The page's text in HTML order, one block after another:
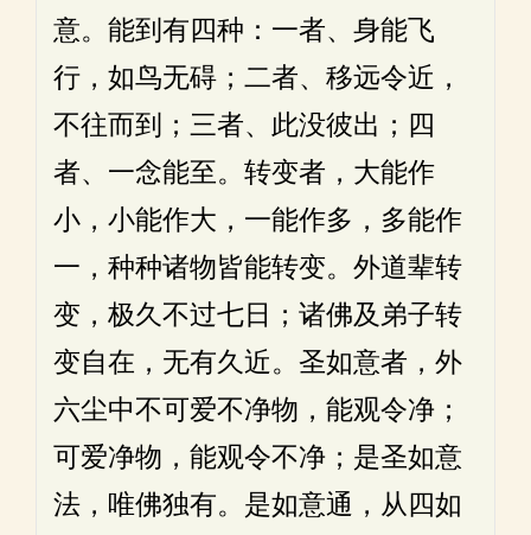
意。能到有四种：一者、身能飞
行，如鸟无碍；二者、移远令近，
不往而到；三者、此没彼出；四
者、一念能至。转变者，大能作
小，小能作大，一能作多，多能作
一，种种诸物皆能转变。外道辈转
变，极久不过七日；诸佛及弟子转
变自在，无有久近。圣如意者，外
六尘中不可爱不净物，能观令净；
可爱净物，能观令不净；是圣如意
法，唯佛独有。是如意通，从四如